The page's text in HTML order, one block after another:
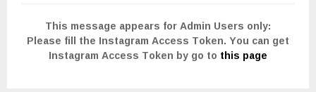
This message appears for Admin Users only:
Please fill the Instagram Access Token. You can get
Instagram Access Token by go to this page